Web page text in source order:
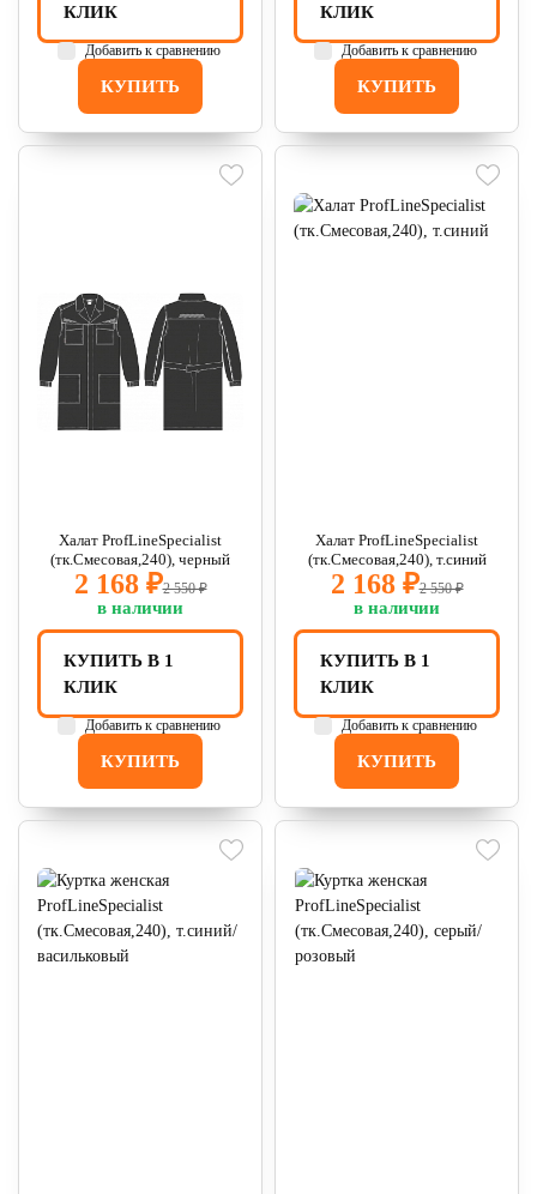
КУПИТЬ
КЛИК
Добавить к сравнению
КУПИТЬ
КЛИК
Добавить к сравнению
Халат ProfLineSpecialist
(тк.Смесовая,240), черный
2 168 ₽2 550 ₽
в наличии
КУПИТЬ
КУПИТЬ В 1
КЛИК
Добавить к сравнению
Халат ProfLineSpecialist
(тк.Смесовая,240), т.синий
2 168 ₽2 550 ₽
в наличии
КУПИТЬ
КУПИТЬ В 1
КЛИК
Добавить к сравнению